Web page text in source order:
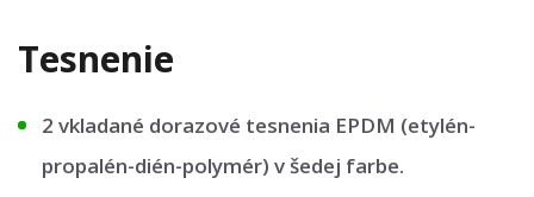
Tesnenie
2 vkladané dorazové tesnenia EPDM (etylén-
propalén-dién-polymér) v šedej farbe.